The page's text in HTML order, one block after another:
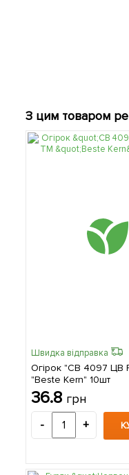
З цим товаром
Швидка відправка
Огірок "СВ 4097 ЦВ
"Beste Kern" 10шт
36.8 грн
- +